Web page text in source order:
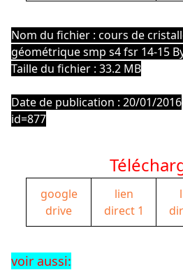
Nom du fichier : cours de
géométrique smp s4 fsr 14-15
Taille du fichier : 33.2 MB
Date de publication : 20/01/2016
id=877
google
drive
lien
direct 1
voir aussi: